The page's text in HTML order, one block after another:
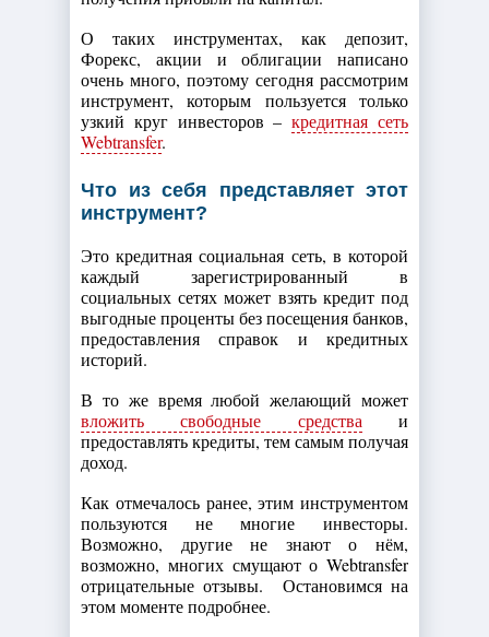
О таких инструментах, как депозит,
Форекс, акции и облигации написано
очень много, поэтому сегодня рассмотрим
инструмент, которым пользуется только
узкий круг инвесторов –кредитная сеть
Webtransfer.
Что из себя представляет этот
инструмент?
Это кредитная социальная сеть, в которой
каждый зарегистрированный в
социальных сетях может взять кредит под
выгодные проценты без посещения банков,
предоставления справок и кредитных
историй.
В то же время любой желающий может
вложить свободные средстваи
предоставлять кредиты, тем самым получая
доход.
Как отмечалось ранее, этим инструментом
пользуются не многие инвесторы.
Возможно, другие не знают о нём,
возможно, многих смущают о Webtransfer
отрицательные отзывы. Остановимся на
этом моменте подробнее.